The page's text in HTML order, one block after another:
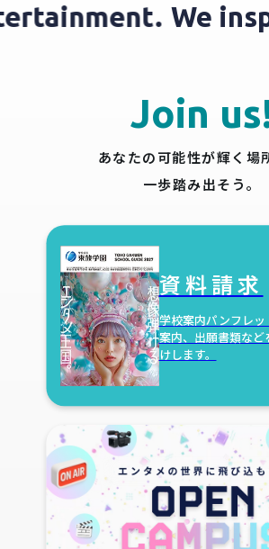
We
Join
あなたの可能性が輝く場
一歩踏み出そう。
資料請求
学校案内パンフレッ
案内、出願書類など
けします。